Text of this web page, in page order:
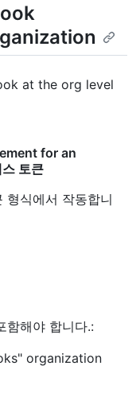
at the org level
for an
토큰
형식에서 작동합니
함해야 합니다.:
organization